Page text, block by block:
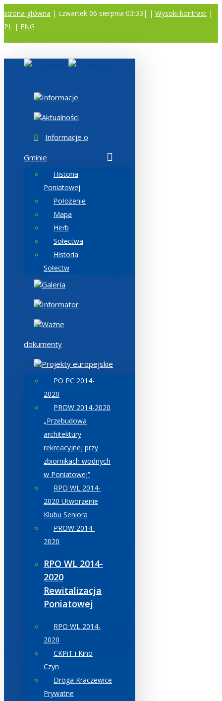
strona główna | czwartek 06 sierpnia 03:33| | Wysoki kontrast |
PL | ENG
Informacje
Aktualności
Informacje o
Gminie
Historia
Poniatowej
Położenie
Mapa
Herb
Sołectwa
Historia
Sołectw
Galeria
Informator
Ważne
dokumenty
Projekty europejskie
PO PC 2014-
2020
PROW 2014-2020
„Przebudowa
architektury
rekreacyjnej przy
zbiornikach wodnych
w Poniatowej”
RPO WL 2014-
2020 Utworzenie
Klubu Seniora
PROW 2014-
2020
RPO WL 2014-
2020
Rewitalizacja
Poniatowej
RPO WL 2014-
2020
CKPiT i Kino
Czyn
Droga Kraczewice
Prywatne